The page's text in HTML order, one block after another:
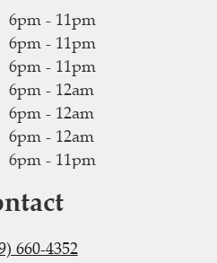
660-4352
6pm - 11pm
6pm - 11pm
6pm - 11pm
6pm - 12am
6pm - 12am
6pm - 12am
6pm - 11pm